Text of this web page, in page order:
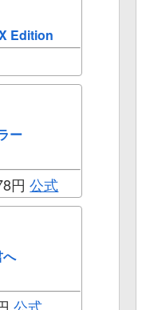
Edition
ー
円公式
へ